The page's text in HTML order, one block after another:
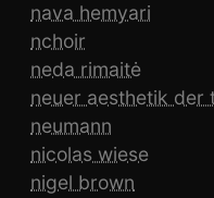
nava hemyari
nchoir
neda rimaitė
neuer aesthetik der
neumann
nicolas wiese
nigel brown